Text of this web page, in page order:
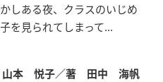
しある夜、クラスのいじめ
を見られてしまって...
本 悦子／著 田中 海帆